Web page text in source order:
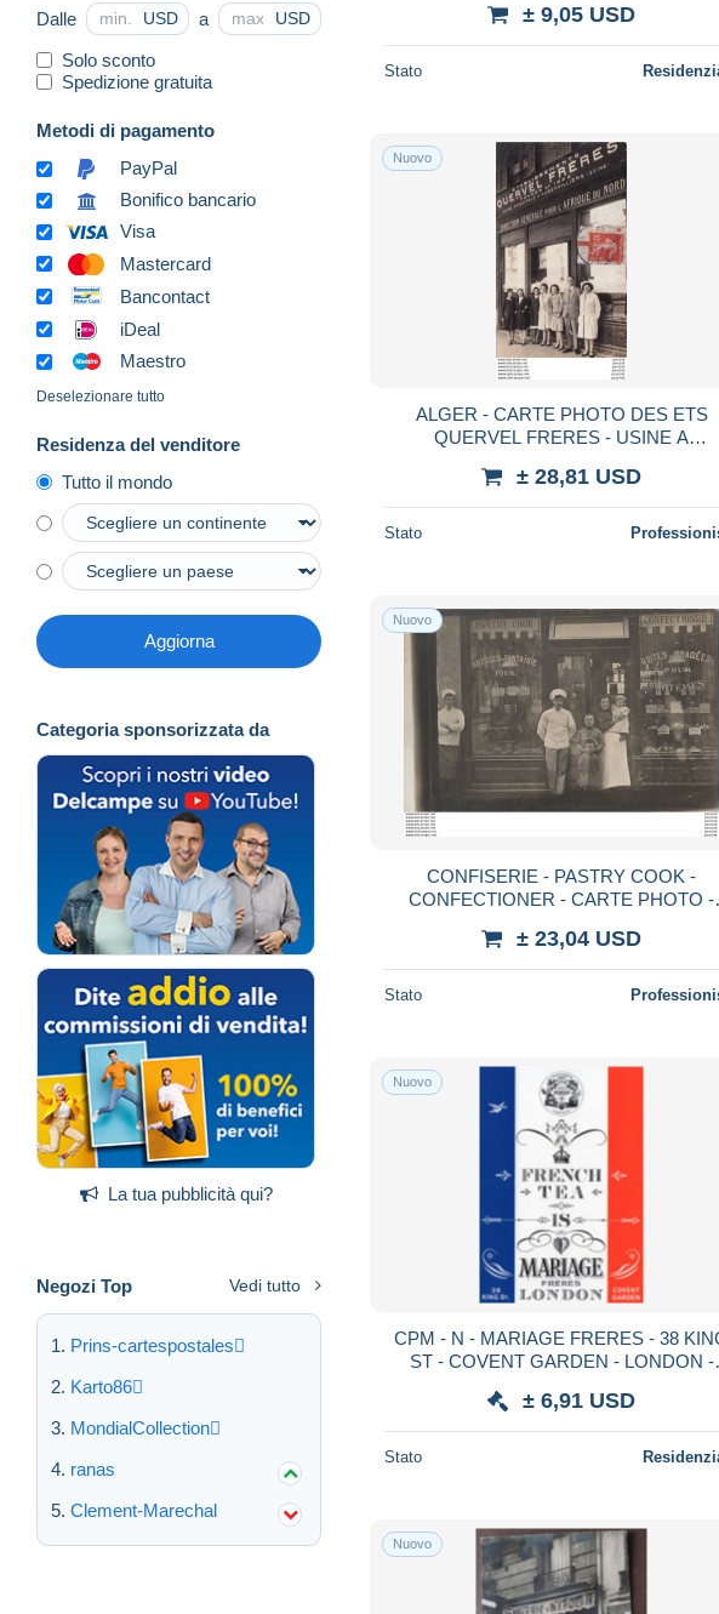
Dalle USD a USD
Solo sconto
Spedizione gratuita
Metodi di pagamento
PayPal
Bonifico bancario
Visa
Mastercard
Bancontact
iDeal
Maestro
Deselezionare tutto
Residenza del venditore
Tutto il mondo
Aggiorna
Categoria sponsorizzata da
La tua pubblicità qui?
Negozi Top Vedi tutto
Prins-cartespostales
Karto86
MondialCollection
ranas
Clement-Marechal
± 9,05 USD
Stato
Nuovo
ALGER - CARTE PHOTO DES ETS
QUERVEL FRERES - USINE A
GENERALE POUR L 'AFRIQUE DU
± 28,81 USD
Stato
Nuovo
CONFISERIE - PASTRY COOK -
CONFECTIONER - CARTE PHOTO -
± 23,04 USD
Stato
Nuovo
CPM - N - MARIAGE FRERES - 38 KING
ST - COVENT GARDEN - LONDON -
± 6,91 USD
Stato
Nuovo